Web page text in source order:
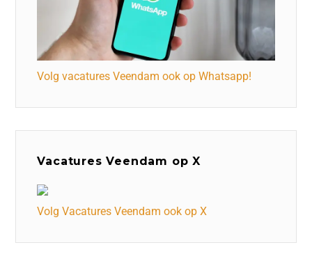
Volg vacatures Veendam ook op Whatsapp!
Vacatures Veendam op X
Volg Vacatures Veendam ook op X